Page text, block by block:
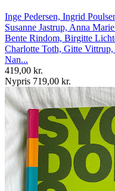
Inge Pedersen, Ingrid
Susanne Jastrup, Anna
Bente Rindom, Birgitte
Charlotte Toth, Gitte
Nan...
419,00 kr.
Nypris 719,00 kr.